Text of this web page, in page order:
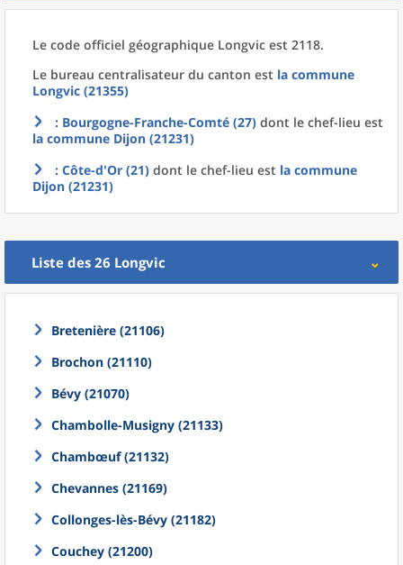
Le code officiel géographique Longvic est 2118.
Le bureau centralisateur du canton est la commune
Longvic (21355)
: Bourgogne-Franche-Comté (27) dont le chef-lieu est
la commune Dijon (21231)
: Côte-d'Or (21) dont le chef-lieu est la commune
Dijon (21231)
Liste des 26 Longvic
Bretenière (21106)
Brochon (21110)
Bévy (21070)
Chambolle-Musigny (21133)
Chambœuf (21132)
Chevannes (21169)
Collonges-lès-Bévy (21182)
Couchey (21200)